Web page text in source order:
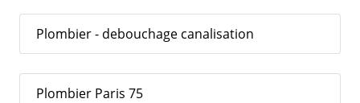
Plombier - debouchage canalisation
Plombier Paris 75